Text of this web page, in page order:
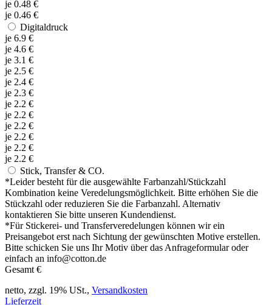
je 0.48 €
je 0.46 €
Digitaldruck
je 6.9 €
je 4.6 €
je 3.1 €
je 2.5 €
je 2.4 €
je 2.3 €
je 2.2 €
je 2.2 €
je 2.2 €
je 2.2 €
je 2.2 €
je 2.2 €
Stick, Transfer & CO.
*Leider besteht für die ausgewählte Farbanzahl/Stückzahl
Kombination keine Veredelungsmöglichkeit. Bitte erhöhen Sie die
Stückzahl oder reduzieren Sie die Farbanzahl. Alternativ
kontaktieren Sie bitte unseren Kundendienst.
*Für Stickerei- und Transferveredelungen können wir ein
Preisangebot erst nach Sichtung der gewünschten Motive erstellen.
Bitte schicken Sie uns Ihr Motiv über das Anfrageformular oder
einfach an info@cotton.de
Gesamt €
netto, zzgl. 19% USt., Versandkosten
Lieferzeit